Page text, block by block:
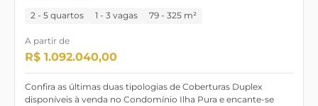
2 - 5 quartos 1 - 3 vagas 79 - 325 m²
A partir de
R$ 1.092.040,00
Confira as últimas duas tipologias de Coberturas Duplex
disponíveis à venda no Condomínio Ilha Pura e encante-se